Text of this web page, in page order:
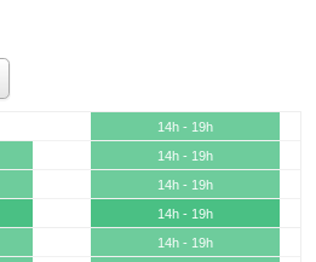
14h - 19h
14h - 19h
14h - 19h
14h - 19h
14h - 19h